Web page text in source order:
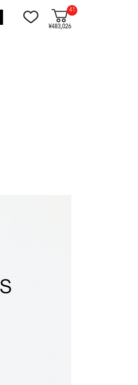
41
¥483,026